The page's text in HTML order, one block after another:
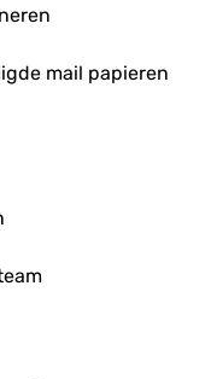
mail papieren